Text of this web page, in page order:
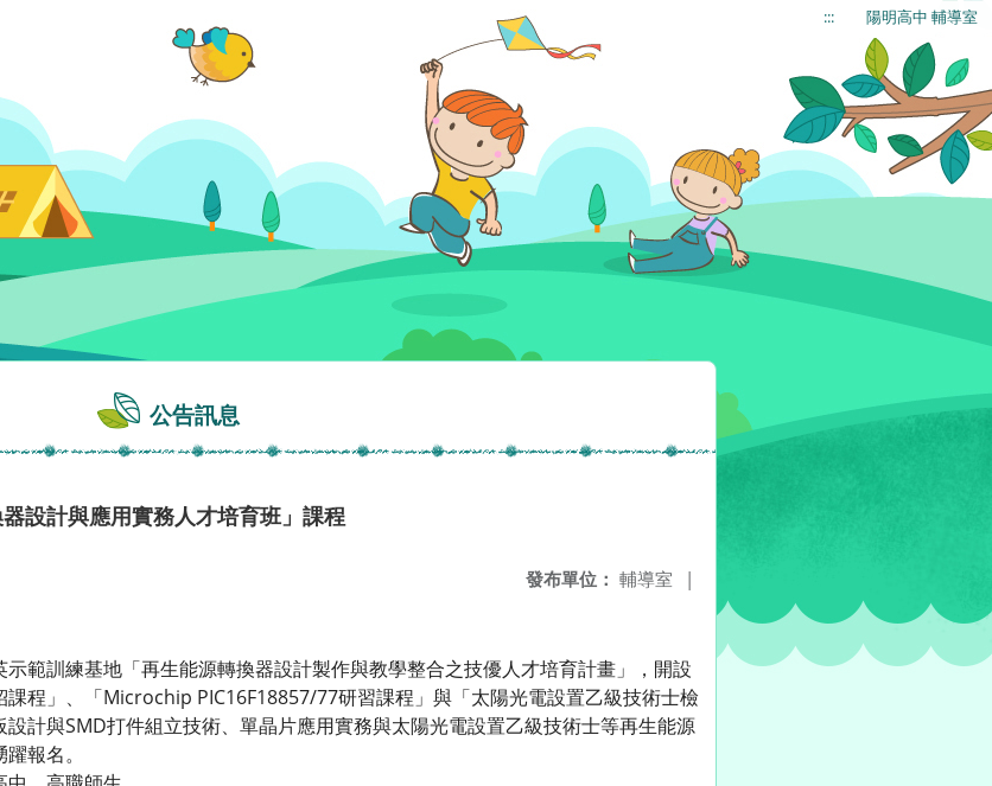
::: 陽明高中 輔導室
公告訊息
設計與應用實務人才培育班」課程
發布單位： 輔導室 |
範訓練基地「再生能源轉換器設計製作與教學整合之技優人才培育計畫」，開設
課程」、「Microchip PIC16F18857/77研習課程」與「太陽光電設置乙級技術士檢
計與SMD打件組立技術、單晶片應用實務與太陽光電設置乙級技術士等再生能源
報名。